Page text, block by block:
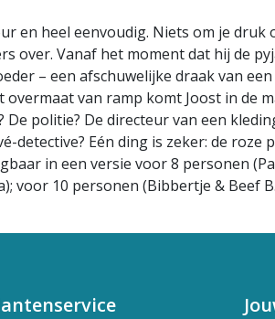
en heel eenvoudig. Niets om je druk
over. Vanaf het moment dat hij de
– een afschuwelijke draak van
van ramp komt Joost in de
politie? De directeur van een
detective? Eén ding is zeker: de roze
in een versie voor 8 personen
voor 10 personen (Bibbertje & Beef